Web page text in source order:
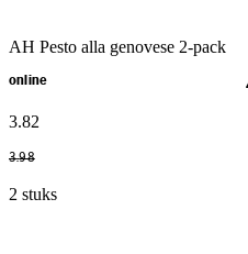
AH Pesto alla genovese 2-pack
online
3.82
3.98
2 stuks